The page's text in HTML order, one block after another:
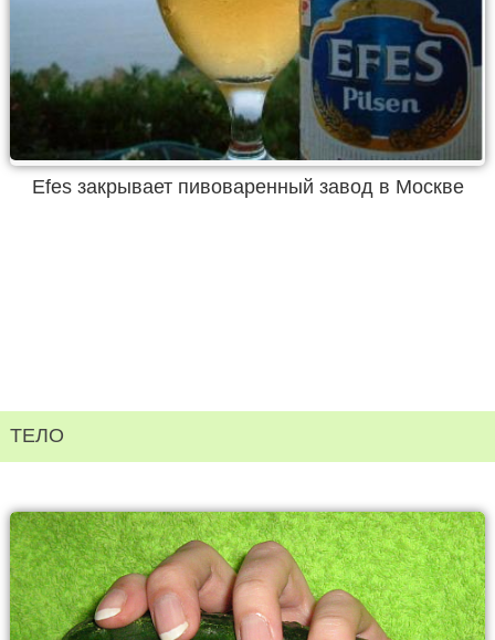
Efes закрывает пивоваренный завод в Москве
ТЕЛО